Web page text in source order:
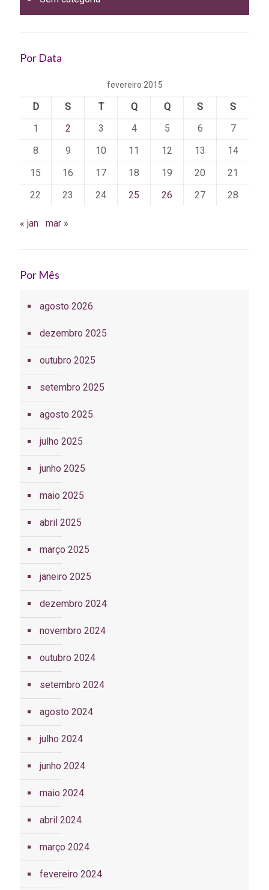
Por Data
fevereiro 2015
D S T Q Q S
S
1
2 3 4 5 6
7
8
9 10 11 12 13
14
15
16 17 18 19 20
21
22
23 24 25 26 27 28
« jan mar »
Por Mês
agosto 2026
dezembro 2025
outubro 2025
setembro 2025
agosto 2025
julho 2025
junho 2025
maio 2025
abril 2025
março 2025
janeiro 2025
dezembro 2024
novembro 2024
outubro 2024
setembro 2024
agosto 2024
julho 2024
junho 2024
maio 2024
abril 2024
março 2024
fevereiro 2024